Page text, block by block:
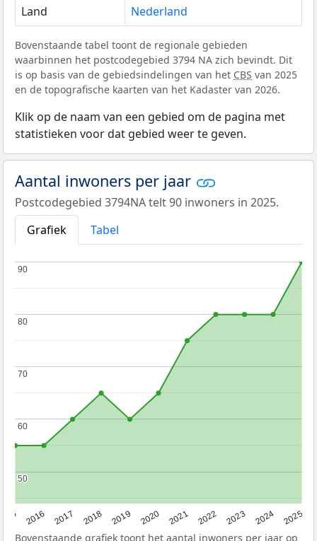
Land
Nederland
Bovenstaande tabel toont de regionale gebieden
waarbinnen het postcodegebied 3794 NA zich bevindt. Dit
is op basis van de gebiedsindelingen van het CBS van 2025
en de topografische kaarten van het Kadaster van 2026.
Klik op de naam van een gebied om de pagina met
statistieken voor dat gebied weer te geven.
Aantal inwoners per jaar
Postcodegebied 3794NA telt 90 inwoners in 2025.
Grafiek
Tabel
2016 2017 2018 2019 2020 2021 2022 2023 2024 2025
50
50
60
60
70
70
80
80
90
90
Bovenstaande grafiek toont het aantal inwoners per jaar op